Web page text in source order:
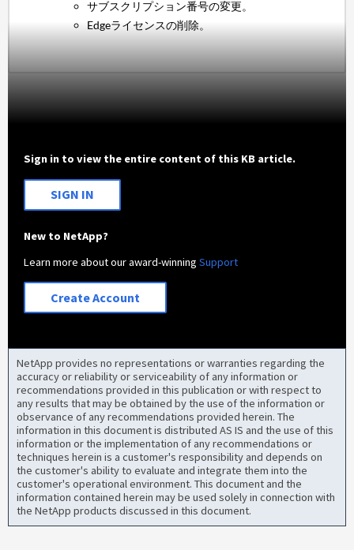
サブスクリプション番号の変更。
Edgeライセンスの削除。
Sign in to view the entire content of this KB article.
SIGN IN
New to NetApp?
Learn more about our award-winningSupport
Create Account
NetApp provides no representations or warranties regarding the
accuracy or reliability or serviceability of any information or
recommendations provided in this publication or with respect to
any results that may be obtained by the use of the information or
observance of any recommendations provided herein. The
information in this document is distributed AS IS and the use of this
information or the implementation of any recommendations or
techniques herein is a customer's responsibility and depends on
the customer's ability to evaluate and integrate them into the
customer's operational environment. This document and the
information contained herein may be used solely in connection with
the NetApp products discussed in this document.